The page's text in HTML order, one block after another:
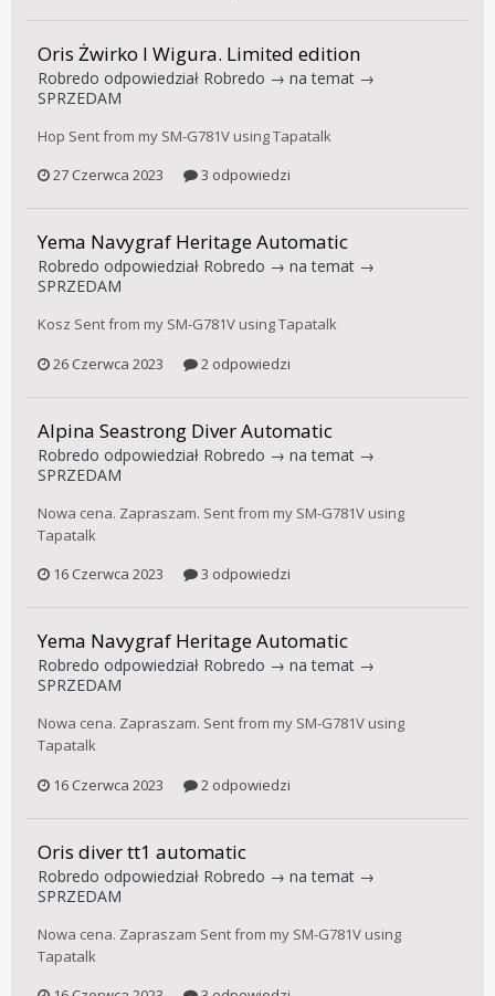
Oris Żwirko I Wigura. Limited edition
Robredo odpowiedział Robredo → na temat →
SPRZEDAM
Hop Sent from my SM-G781V using Tapatalk
27 Czerwca 2023
3 odpowiedzi
Yema Navygraf Heritage Automatic
Robredo odpowiedział Robredo → na temat →
SPRZEDAM
Kosz Sent from my SM-G781V using Tapatalk
26 Czerwca 2023
2 odpowiedzi
Alpina Seastrong Diver Automatic
Robredo odpowiedział Robredo → na temat →
SPRZEDAM
Nowa cena. Zapraszam. Sent from my SM-G781V using
Tapatalk
16 Czerwca 2023
3 odpowiedzi
Yema Navygraf Heritage Automatic
Robredo odpowiedział Robredo → na temat →
SPRZEDAM
Nowa cena. Zapraszam. Sent from my SM-G781V using
Tapatalk
16 Czerwca 2023
2 odpowiedzi
Oris diver tt1 automatic
Robredo odpowiedział Robredo → na temat →
SPRZEDAM
Nowa cena. Zapraszam Sent from my SM-G781V using
Tapatalk